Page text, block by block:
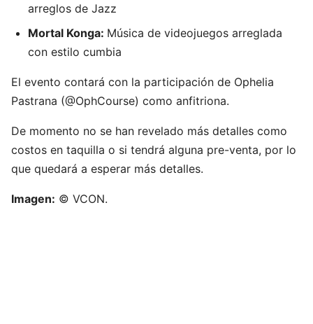
arreglos de Jazz
Mortal Konga: Música de videojuegos arreglada
con estilo cumbia
El evento contará con la participación de Ophelia
Pastrana (@OphCourse) como anfitriona.
De momento no se han revelado más detalles como
costos en taquilla o si tendrá alguna pre-venta, por lo
que quedará a esperar más detalles.
Imagen: © VCON.